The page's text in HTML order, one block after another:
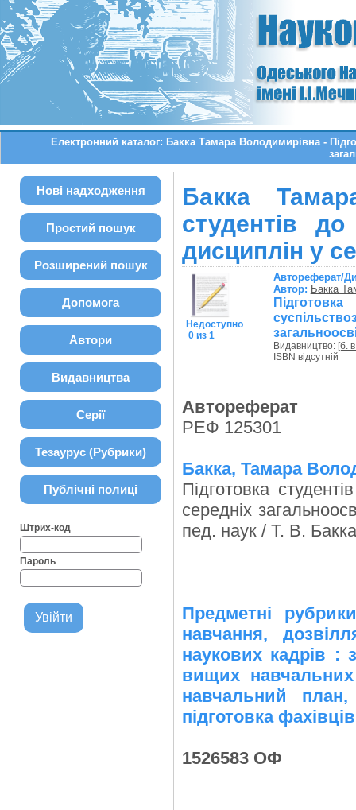
Електронний каталог: Бакка Тамара Володимирівна -
Нові надходження
Простий пошук
Розширений пошук
Допомога
Автори
Видавництва
Серії
Тезаурус (Рубрики)
Публічні полиці
Штрих-код
Пароль
Бакка
студентів
дисциплін у
Недоступно
0 из 1
Автореферат/
Автор: Бакка
Видавництво: [б.
ISBN відсутній
Автореферат
РЕФ 125301
Бакка, Тамара
Підготовка
середніх
пед. наук / Т. В.
Предметні
навчання,
наукових кадрів :
вищих
навчальний
підготовка фахівців
1526583 ОФ